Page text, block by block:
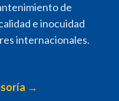
de
e inocuidad
internacionales.
→